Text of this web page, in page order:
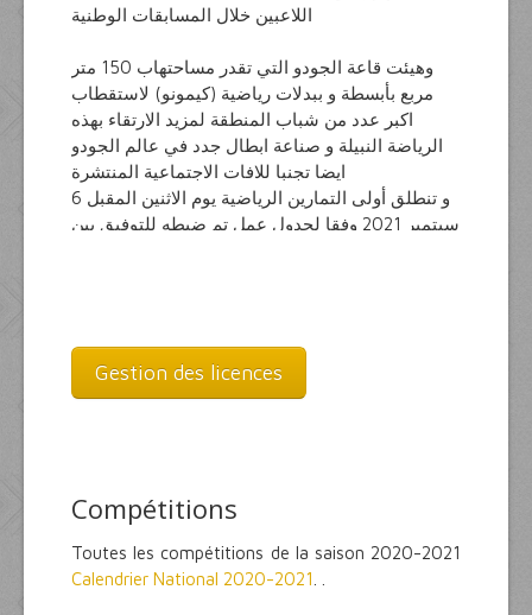
اللاعبين خلال المسابقات الوطنية
وهيئت قاعة الجودو التي تقدر مساحتهاب 150 متر
مربع بأبسطة و ببدلات رياضية (كيمونو) لاستقطاب
اكبر عدد من شباب المنطقة لمزيد الارتقاء بهذه
الرياضة النبيلة و صناعة ابطال جدد في عالم الجودو
ايضا تجنبا للافات الاجتماعية المنتشرة
و تنطلق أولى التمارين الرياضية يوم الاثنين المقبل 6
سبتمبر 2021 وفقا لجدول عمل تم ضبطه للتوفيق بين
Gestion des licences
Compétitions
Toutes les compétitions de la saison 2020-2021
Calendrier National 2020-2021